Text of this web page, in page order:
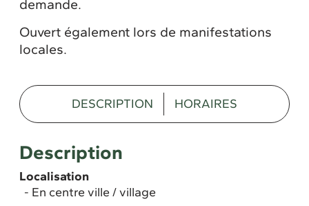
demande.
Ouvert également lors de manifestations
locales.
DESCRIPTION HORAIRES
Description
Localisation
En centre ville / village